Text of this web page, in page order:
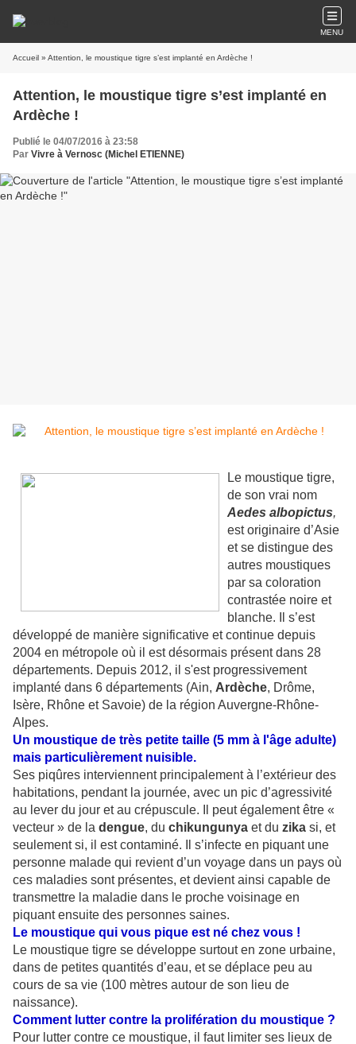
MENU
Accueil » Attention, le moustique tigre s’est implanté en Ardèche !
Attention, le moustique tigre s’est implanté en
Ardèche !
Publié le 04/07/2016 à 23:58
Par Vivre à Vernosc (Michel ETIENNE)
Le moustique tigre,
de son vrai nom
Aedes albopictus,
est originaire d’Asie
et se distingue des
autres moustiques
par sa coloration
contrastée noire et
blanche. Il s’est
développé de manière significative et continue depuis
2004 en métropole où il est désormais présent dans 28
départements. Depuis 2012, il s'est progressivement
implanté dans 6 départements (Ain, Ardèche, Drôme,
Isère, Rhône et Savoie) de la région Auvergne-Rhône-
Alpes.
Un moustique de très petite taille (5 mm à l'âge adulte)
mais particulièrement nuisible.
Ses piqûres interviennent principalement à l’extérieur des
habitations, pendant la journée, avec un pic d’agressivité
au lever du jour et au crépuscule. Il peut également être «
vecteur » de la dengue, du chikungunya et du zika si, et
seulement si, il est contaminé. Il s’infecte en piquant une
personne malade qui revient d’un voyage dans un pays où
ces maladies sont présentes, et devient ainsi capable de
transmettre la maladie dans le proche voisinage en
piquant ensuite des personnes saines.
Le moustique qui vous pique est né chez vous !
Le moustique tigre se développe surtout en zone urbaine,
dans de petites quantités d’eau, et se déplace peu au
cours de sa vie (100 mètres autour de son lieu de
naissance).
Comment lutter contre la prolifération du moustique ?
Pour lutter contre ce moustique, il faut limiter ses lieux de